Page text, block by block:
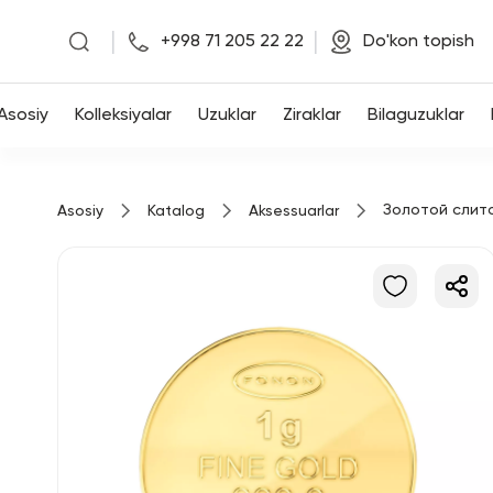
Asosiy
+998 71 205 22 22 Do'kon topish
Kolleksiyalar Uzuklar Ziraklar Bilaguzuklar
Asosiy Katalog Aksessuarlar Золотой